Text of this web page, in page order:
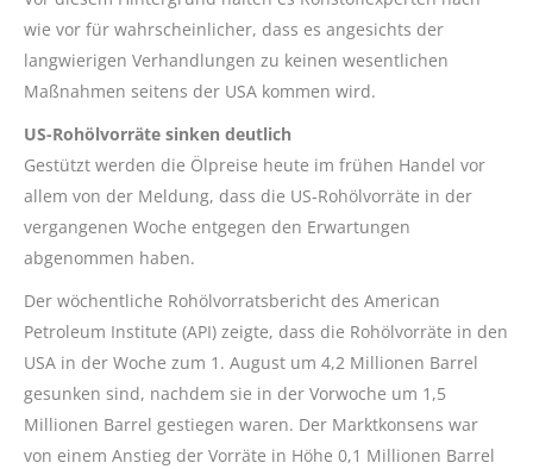
wie vor für wahrscheinlicher, dass es angesichts der
langwierigen Verhandlungen zu keinen wesentlichen
Maßnahmen seitens der USA kommen wird.
US-Rohölvorräte sinken deutlich
Gestützt werden die Ölpreise heute im frühen Handel vor
allem von der Meldung, dass die US-Rohölvorräte in der
vergangenen Woche entgegen den Erwartungen
abgenommen haben.
Der wöchentliche Rohölvorratsbericht des American
Petroleum Institute (API) zeigte, dass die Rohölvorräte in den
USA in der Woche zum 1. August um 4,2 Millionen Barrel
gesunken sind, nachdem sie in der Vorwoche um 1,5
Millionen Barrel gestiegen waren. Der Marktkonsens war
von einem Anstieg der Vorräte in Höhe 0,1 Millionen Barrel